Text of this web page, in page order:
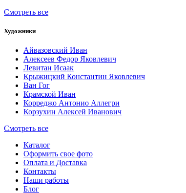
Смотреть все
Художники
Айвазовский Иван
Алексеев Федор Яковлевич
Левитан Исаак
Крыжицкий Константин Яковлевич
Ван Гог
Крамской Иван
Корреджо Антонио Аллегри
Корзухин Алексей Иванович
Смотреть все
Каталог
Оформить свое фото
Оплата и Доставка
Контакты
Наши работы
Блог